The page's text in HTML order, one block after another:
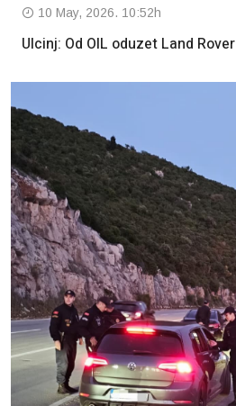
10 May, 2026. 10:52h
Ulcinj: Od OIL oduzet Land Rover